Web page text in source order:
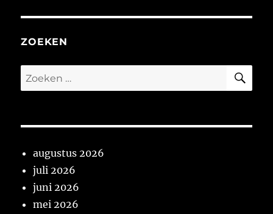
ZOEKEN
Zoeken
naar:
augustus 2026
juli 2026
juni 2026
mei 2026